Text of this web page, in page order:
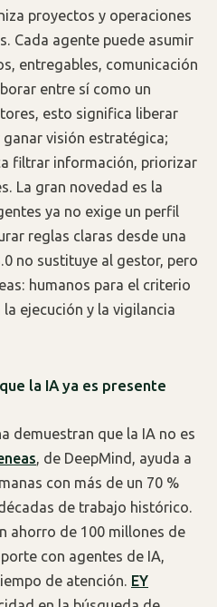
proyectos y operaciones
Cada agente puede asumir
entregables, comunicación
entre sí como un
esto significa liberar
visión estratégica;
filtrar información, priorizar
La gran novedad es la
ya no exige un perfil
reglas claras desde una
no sustituye al gestor, pero
humanos para el criterio
ejecución y la vigilancia
la IA ya es presente
demuestran que la IA no es
, de DeepMind, ayuda a
con más de un 70 %
de trabajo histórico.
ahorro de 100 millones de
con agentes de IA,
de atención. EY